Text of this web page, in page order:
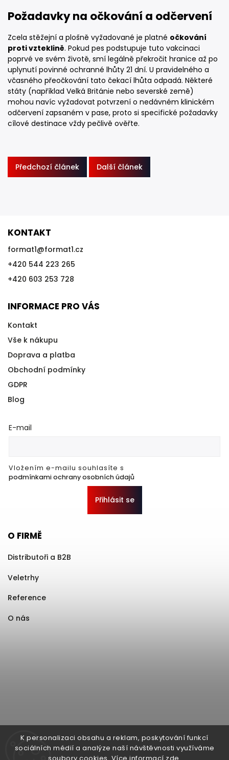
K personalizaci obsahu a reklam, poskytování funkcí
sociálních médií a analýze naší návštěvnosti využíváme
Požadavky na očkování a odčervení
Zcela stěžejní a plošně vyžadované je platné očkování
proti vzteklině. Pokud pes podstupuje tuto vakcinaci
poprvé ve svém životě, smí legálně překročit hranice až po
uplynutí povinné ochranné lhůty 21 dní. U pravidelného a
včasného přeočkování tato čekací lhůta odpadá. Některé
státy (například Velká Británie nebo severské země)
mohou navíc vyžadovat potvrzení o nedávném klinickém
odčervení zapsaném v pase, proto si specifické požadavky
cílové destinace vždy pečlivě ověřte.
Předchozí článek Další článek
KONTAKT
format1@format1.cz
+420 544 223 265
+420 603 253 728
INFORMACE PRO VÁS
Kontakt
Vše k nákupu
Doprava a platba
Obchodní podmínky
GDPR
Blog
E-mail
Vložením e-mailu souhlasíte s
podmínkami ochrany osobních údajů
Přihlásit se
O FIRMĚ
Distributoři a B2B
Veletrhy
Reference
O nás